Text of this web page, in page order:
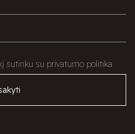
sutinku su privatumo politika